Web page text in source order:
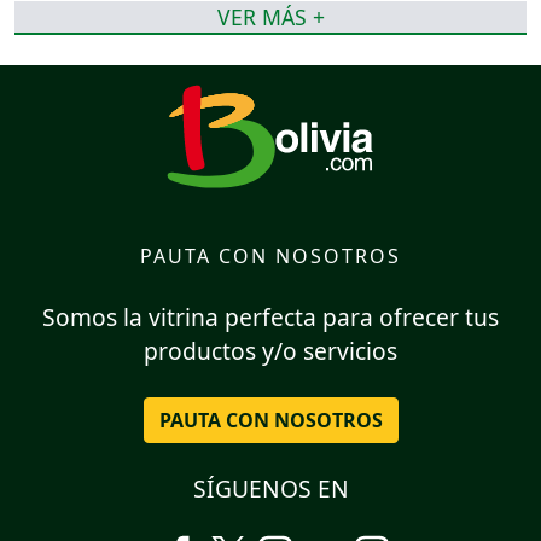
VER MÁS +
PAUTA CON NOSOTROS
Somos la vitrina perfecta para ofrecer tus
productos y/o servicios
PAUTA CON NOSOTROS
SÍGUENOS EN